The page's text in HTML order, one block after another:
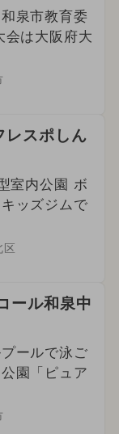
泉市教育委
会は大阪府大
スポしん
室内公園 ボ
ッズジムで
区
ール和泉中
ールで泳ご
園「ピュア